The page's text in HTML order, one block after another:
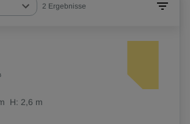
2 Ergebnisse
H: 2,6 m